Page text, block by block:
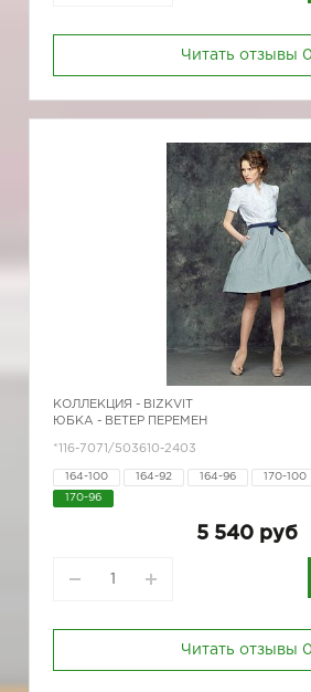
Читать отзывы 0
КОЛЛЕКЦИЯ - BIZKVIT
ЮБКА - ВЕТЕР ПЕРЕМЕН
*116-7071/503610-2403
164-100 164-92 164-96 170-100
170-96
5 540 руб
Читать отзывы 0